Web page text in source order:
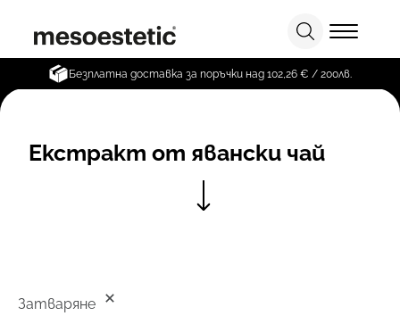
Безплатна доставка за поръчки над 102,26 € / 200лв.
Екстракт от явански чай
Затваряне